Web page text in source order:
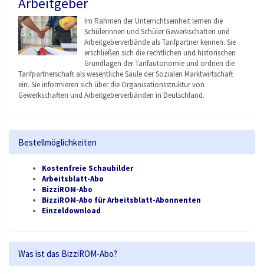
Arbeitgeber
Im Rahmen der Unterrichtseinheit lernen die
Schülerinnen und Schüler Gewerkschaften und
Arbeitgeberverbände als Tarifpartner kennen. Sie
erschließen sich die rechtlichen und historischen
Grundlagen der Tarifautonomie und ordnen die
Tarifpartnerschaft als wesentliche Säule der Sozialen Marktwirtschaft
ein. Sie informieren sich über die Organisationsstruktur von
Gewerkschaften und Arbeitgeberverbänden in Deutschland.
Bestellmöglichkeiten
Kostenfreie Schaubilder
Arbeitsblatt-Abo
BizziROM-Abo
BizziROM-Abo für Arbeitsblatt-Abonnenten
Einzeldownload
Was ist das BizziROM-Abo?